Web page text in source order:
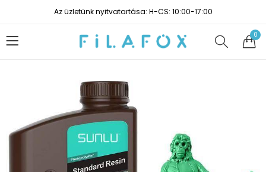
Az üzletünk nyitvatartása: H-CS: 10:00-17:00
0